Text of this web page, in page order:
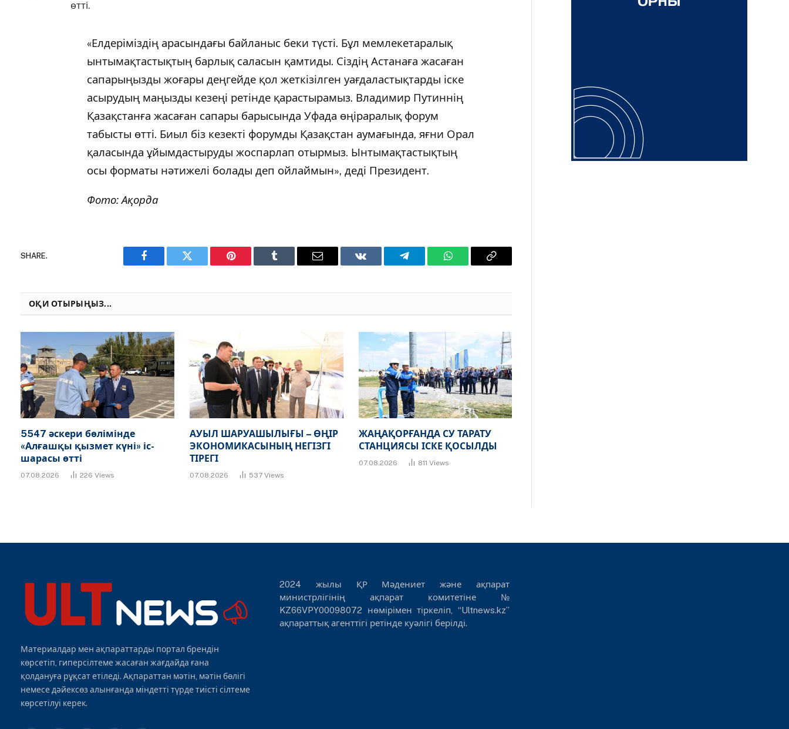
өтті.
«Елдеріміздің арасындағы байланыс беки түсті. Бұл мемлекетаралық
ынтымақтастықтың барлық саласын қамтиды. Сіздің Астанаға жасаған
сапарыңызды жоғары деңгейде қол жеткізілген уағдаластықтарды іске
асырудың маңызды кезеңі ретінде қарастырамыз. Владимир Путиннің
Қазақстанға жасаған сапары барысында Уфада өңіраралық форум
табысты өтті. Биыл біз кезекті форумды Қазақстан аумағында, яғни Орал
қаласында ұйымдастыруды жоспарлап отырмыз. Ынтымақтастықтың
осы форматы нәтижелі болады деп ойлаймын», деді Президент.
Фото: Ақорда
SHARE.
Facebook Twitter Pinterest Tumblr Email VKontakteTelegram WhatsAppCopy
ОҚИ ОТЫРЫҢЫЗ...
5547 әскери бөлімінде
«Алғашқы қызмет күні» іс-
шарасы өтті
07.08.2026 226 Views
АУЫЛ ШАРУАШЫЛЫҒЫ – ӨҢІР
ЭКОНОМИКАСЫНЫҢ НЕГІЗГІ
ТІРЕГІ
07.08.2026 537 Views
ЖАҢАҚОРҒАНДА СУ ТАРАТУ
СТАНЦИЯСЫ ІСКЕ ҚОСЫЛДЫ
07.08.2026 811 Views
Материалдар мен ақпараттарды портал брендін
көрсетіп, гиперсілтеме жасаған жағдайда ғана
қолдануға рұқсат етіледі. Ақпараттан мәтін, мәтін бөлігі
немесе дәйексөз алынғанда міндетті түрде тиісті сілтеме
көрсетілуі керек.
2024 жылы ҚР Мәдениет және ақпарат
министрлігінің ақпарат комитетіне №
KZ66VPY00098072 нөмірімен тіркеліп, “Ultnews.kz”
ақпараттық агенттігі ретінде куәлігі берілді.